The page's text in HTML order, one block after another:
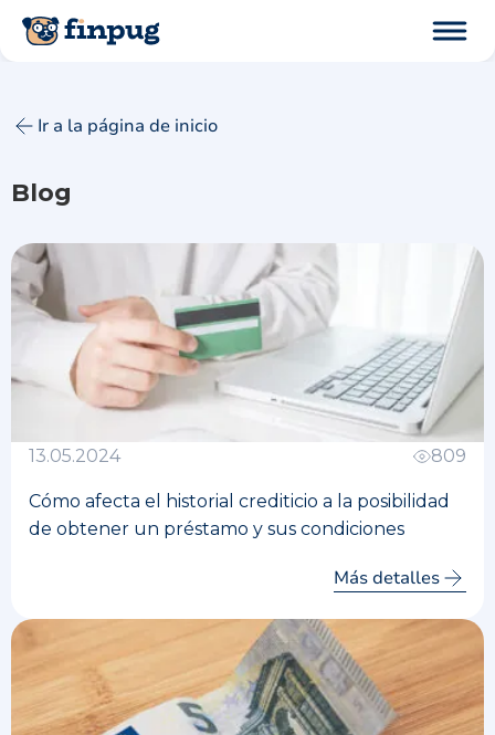
Ir a la página de inicio
Blog
13.05.2024 809
Cómo afecta el historial crediticio a la posibilidad
de obtener un préstamo y sus condiciones
Más detalles